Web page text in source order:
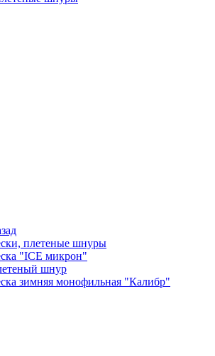
плетеные шнуры
"ICE микрон"
шнур
зимняя монофильная "Калибр"